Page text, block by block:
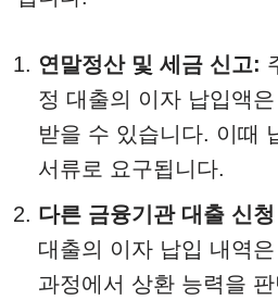
연말정산 및 세금 신고:
정 대출의 이자 납입액
받을 수 있습니다. 이때
서류로 요구됩니다.
다른 금융기관 대출 신
대출의 이자 납입 내역
과정에서 상환 능력을